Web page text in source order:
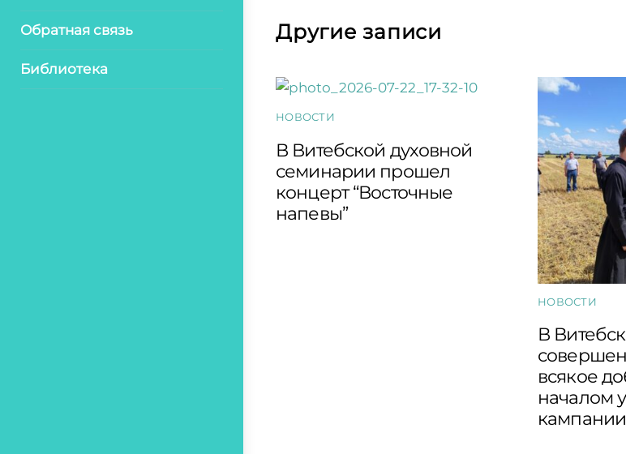
Обратная связь
Библиотека
Другие записи
НОВОСТИ
В Витебской духовной
семинарии прошел
концерт “Восточные
напевы”
НОВОСТИ
В
всякое
началом
кампании